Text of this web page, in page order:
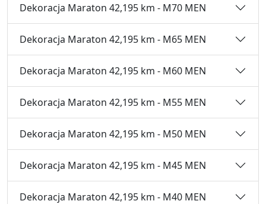
Dekoracja Maraton 42,195 km - M70 MEN
Dekoracja Maraton 42,195 km - M65 MEN
Dekoracja Maraton 42,195 km - M60 MEN
Dekoracja Maraton 42,195 km - M55 MEN
Dekoracja Maraton 42,195 km - M50 MEN
Dekoracja Maraton 42,195 km - M45 MEN
Dekoracja Maraton 42,195 km - M40 MEN